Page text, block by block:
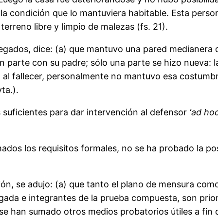
condición que lo mantuviera habitable. Esta
libre y limpio de malezas (fs. 21).
dice: (a) que mantuvo una pared medianera
parte con su padre; sólo una parte se hizo
fallecer, personalmente no mantuvo esa
para dar intervención al defensor ‘ad
los requisitos formales, no se ha probado la
adujo: (a) que tanto el plano de mensura como
e integrantes de la prueba compuesta, son
han sumado otros medios probatorios útiles a fin